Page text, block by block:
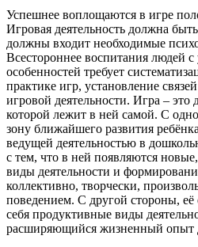
Успешнее воплощаются в игре
Игровая деятельность должна
должны входит необходимые
Всестороннее воспитания людей
особенностей требует
практике игр, установление
игровой деятельности. Игра – это
которой лежит в ней самой. С
зону ближайшего развития
ведущей деятельностью в
с тем, что в ней появляются
виды деятельности и
коллективно, творчески,
поведением. С другой стороны, её
себя продуктивные виды
расширяющийся жизненный опыт